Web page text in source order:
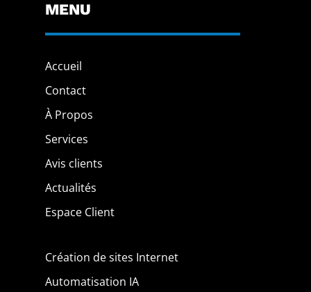
MENU
Accueil
Contact
À Propos
Services
Avis clients
Actualités
Espace Client
Création de sites Internet
Automatisation IA